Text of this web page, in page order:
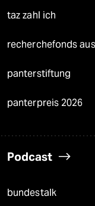
taz zahl ich
recherchefonds
panterstiftung
panterpreis 2026
Podcast
bundestalk